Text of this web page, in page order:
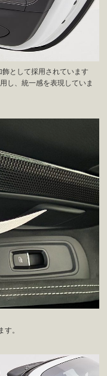
飾として採用されています
し、統一感を表現していま
。